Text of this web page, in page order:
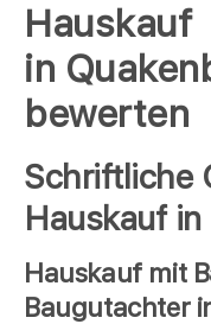
Hauskauf
in
bewerten
Schriftliche
Hauskauf
Hauskauf mit
Baugutachter